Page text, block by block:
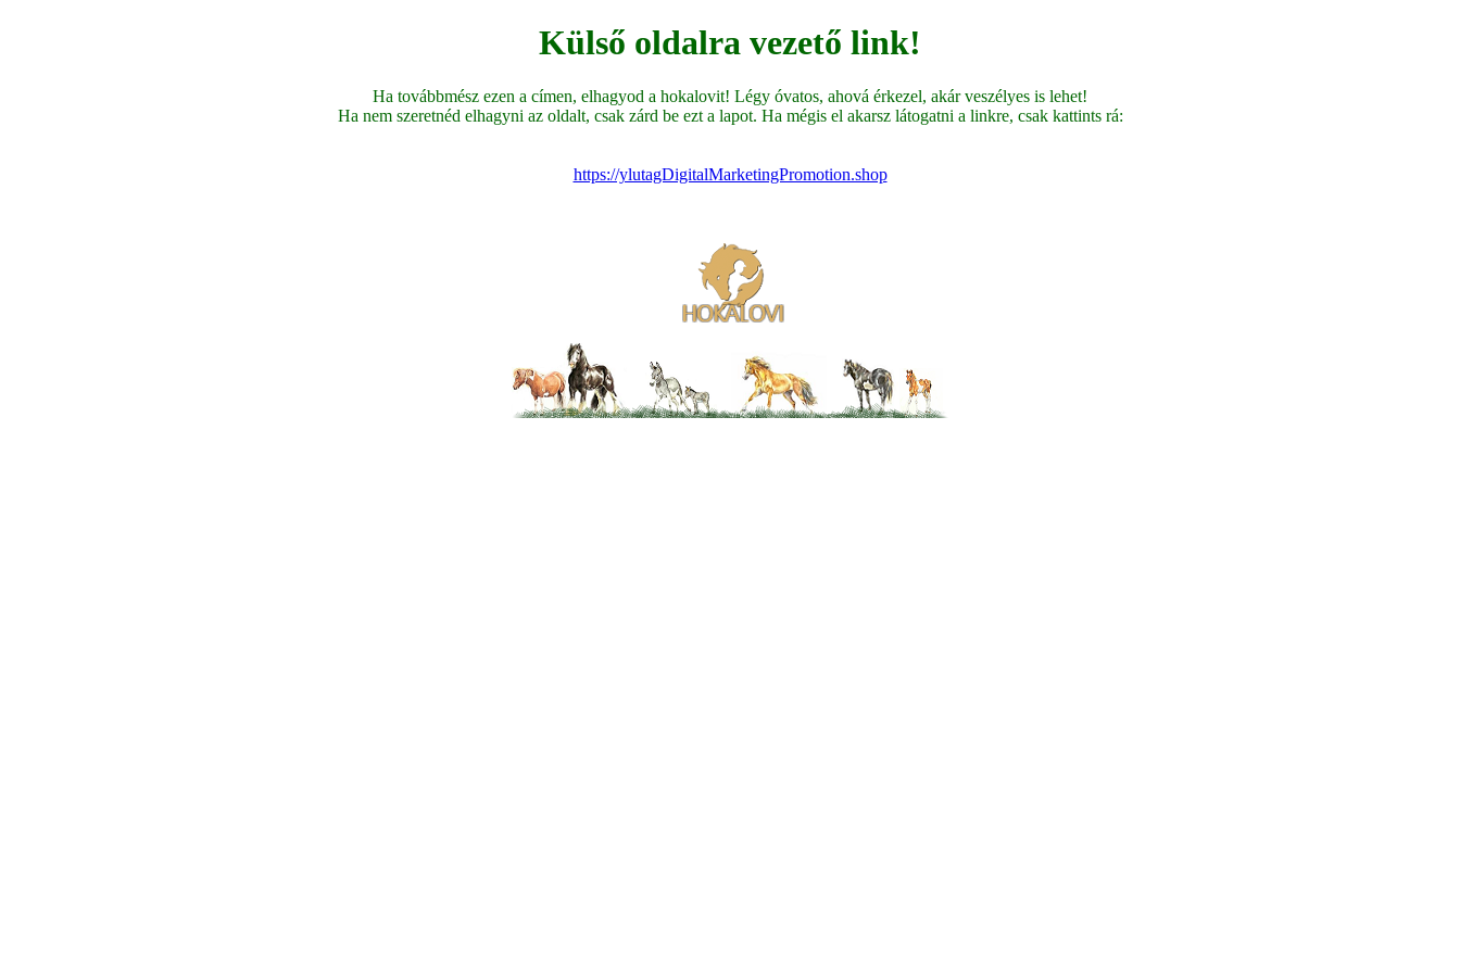
Külső oldalra vezető link!
Ha továbbmész ezen a címen, elhagyod a hokalovit! Légy óvatos, ahová érkezel, akár veszélyes is lehet!
Ha nem szeretnéd elhagyni az oldalt, csak zárd be ezt a lapot. Ha mégis el akarsz látogatni a linkre, csak kattints rá:
https://ylutagDigitalMarketingPromotion.shop